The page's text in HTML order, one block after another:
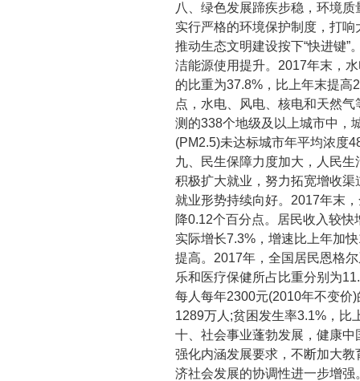
八、绿色发展蹄疾步稳，环境质
实行严格的环境保护制度，打
推动生态文明建设按下“快进键”
洁能源使用提升。 2017年末，
的比重为37.8% ，比上年末提高2
点，水电、风电、核电和天然
测的338个地级及以上城市中，
(PM2.5)未达标城市年平均浓度
九、民生保障力度加大，人民生
积极扩大就业，努力拓宽增收
就业形势持续向好。 2017年末
降0.12个百分点。居民收入较快
实际增长7.3% ，增速比上年加快
提高。 2017年，全国居民恩格
乐和医疗保健所占比重分别为
每人每年2300元(2010年不变价)
1289万人 ;贫困发生率3.1% ，比
十、社会事业蓬勃发展，健康中
强化内涵发展要求，不断加大
济社会发展的协调性进一步增